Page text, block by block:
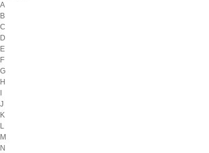
A
B
C
D
E
F
G
H
J
K
L
M
N